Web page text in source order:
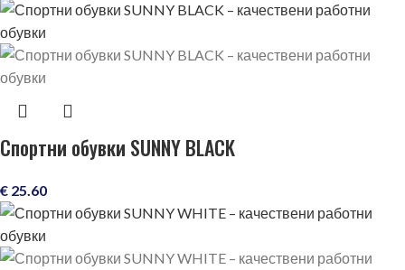
Спортни обувки SUNNY BLACK
€ 25.60